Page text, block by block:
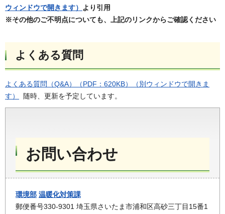
ウィンドウで開きます）
より引用
※その他のご不明点についても、上記のリンクからご確認ください
よくある質問
よくある質問（Q&A）（PDF：620KB）（別ウィンドウで開きま
す）
随時、更新を予定しています。
お問い合わせ
環境部 温暖化対策課
郵便番号330-9301 埼玉県さいたま市浦和区高砂三丁目15番1